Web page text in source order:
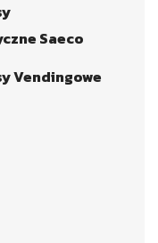
Saeco
Vendingowe